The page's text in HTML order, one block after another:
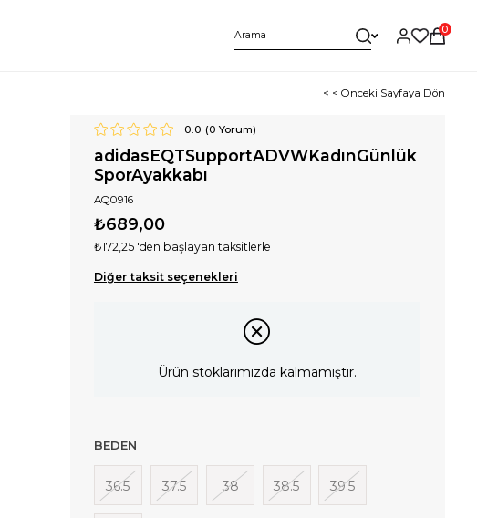
0
< < Önceki Sayfaya Dön
0.0 (0 Yorum)
adidasEQTSupportADVWKadınGünlük
SporAyakkabı
AQ0916
₺689,00
₺172,25 'den başlayan taksitlerle
Diğer taksit seçenekleri
Ürün stoklarımızda kalmamıştır.
BEDEN
36.5 37.5 38 38.5 39.5